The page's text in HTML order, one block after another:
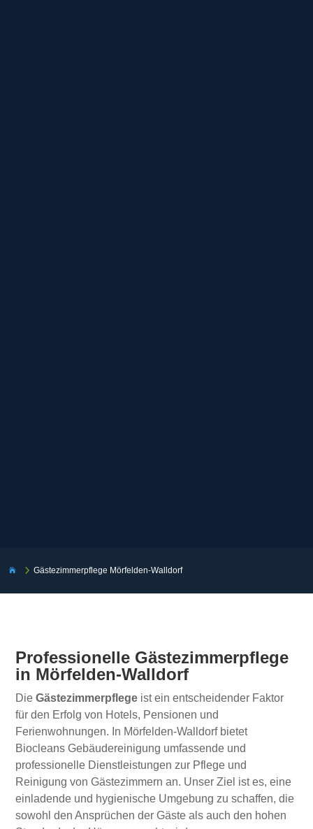
 5Gästezimmerpflege Mörfelden-Walldorf
Professionelle Gästezimmerpflege
in Mörfelden-Walldorf
DieGästezimmerpflege ist ein entscheidender Faktor
für den Erfolg von Hotels, Pensionen und
Ferienwohnungen. In Mörfelden-Walldorf bietet
Biocleans Gebäudereinigung umfassende und
professionelle Dienstleistungen zur Pflege und
Reinigung von Gästezimmern an. Unser Ziel ist es, eine
einladende und hygienische Umgebung zu schaffen, die
sowohl den Ansprüchen der Gäste als auch den hohen